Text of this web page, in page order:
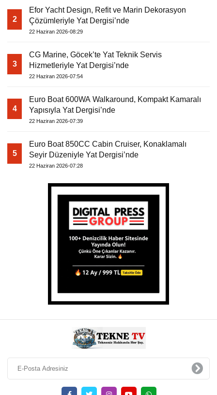
2
Efor Yacht Design, Refit ve Marin Dekorasyon
Çözümleriyle Yat Dergisi’nde
22 Haziran 2026-08:29
3
CG Marine, Göcek’te Yat Teknik Servis
Hizmetleriyle Yat Dergisi’nde
22 Haziran 2026-07:54
4
Euro Boat 600WA Walkaround, Kompakt Kamaralı
Yapısıyla Yat Dergisi’nde
22 Haziran 2026-07:39
5
Euro Boat 850CC Cabin Cruiser, Konaklamalı
Seyir Düzeniyle Yat Dergisi’nde
22 Haziran 2026-07:28